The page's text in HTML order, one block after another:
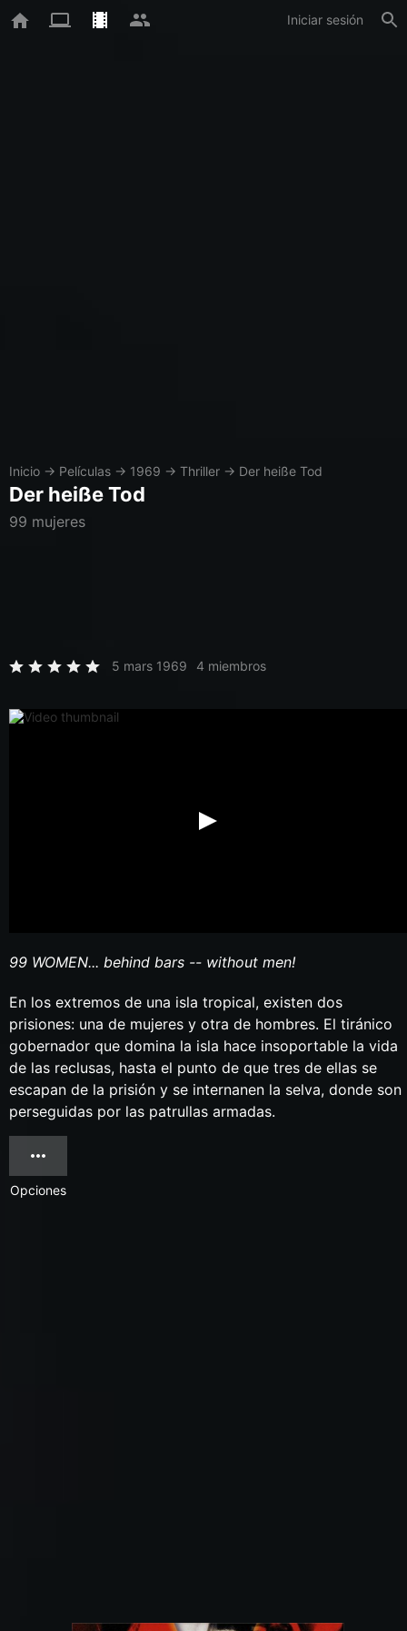
Iniciar sesión
Inicio → Películas → 1969 → Thriller → Der heiße Tod
Der heiße Tod
99 mujeres
5 mars 1969 4 miembros
99 WOMEN... behind bars -- without men!
En los extremos de una isla tropical, existen dos
prisiones: una de mujeres y otra de hombres. El tiránico
gobernador que domina la isla hace insoportable la vida
de las reclusas, hasta el punto de que tres de ellas se
escapan de la prisión y se internanen la selva, donde son
perseguidas por las patrullas armadas.
Opciones